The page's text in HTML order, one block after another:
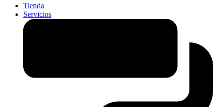
Tienda
Servicios